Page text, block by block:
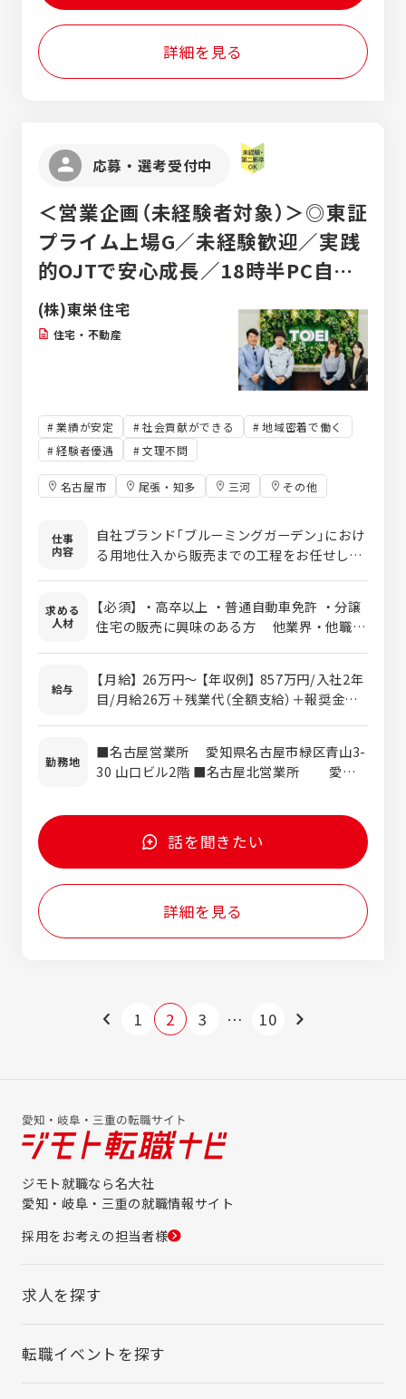
社での採用となります
詳細を見る
応募・選考受付中
＜営業企画（未経験者対象）＞◎東証
プライム上場G／未経験歓迎／実践
的OJTで安心成長／18時半PC自動
シャットダウン／完全週休2日／用
地仕入から企画まで
(株)東栄住宅
住宅・不動産
業績が安定 社会貢献ができる
地域密着で働く
経験者優遇
文理不問
名古屋市 尾張・知多 三河 その他
仕事
内容
自社ブランド「ブルーミングガーデン」におけ
る用地仕入から販売までの工程をお任せしま
ロフェッショナルへ成長できる環境です。
【主な業務内容】 ・お問い合わせのあったお客
様へ、物件のご案内・ローン・契約等の対応
・分譲住宅の用地仕入、情報収集 ・物件の企
画、プランニング ・契約及び決済業務 ・不
動産販売業者対応 等 （変更の範囲）ご本人の
ります。 【試用期間】 有り（3か月） 【やりが
い】 お客様のニーズに寄り添い、高品質でお
が、この仕事の大きな魅力です。国の「長期
優良住宅」認定基準をクリアした品質だから
こそ、自信を持ってお勧めできます。また、
現場で培った知識や経験を活かし、将来的に
は「仕入企画職」へキャリアアップすることも
可能。お客様の生の声を次の商品づくりへ反
映させる、さらに上のステージを目指せる環
り、商談の進め方を細かくフォローしたり
と、時には厳しくも愛情のある実践的なOJT
求める
人材
【必須】 ・高卒以上 ・普通自動車免許 ・分譲
住宅の販売に興味のある方 他業界・他職種
い。 やる気のある方、大歓迎です！ 【歓
迎】 ・宅地建物取引士の資格をお持ちの方 ・
戸建仕入経験者
給与
【月給】 26万円〜 【年収例】 857万円/入社2年
目/月給26万＋残業代（全額支給）＋報奨金＋
資格手当＋役職手当 961万円/入社4年目主
任/月給34万＋残業代（全額支給）＋報奨金＋
～ 一般職⇒主任⇒課長⇒店長⇒ブロック長と
いったキャリアアップの道があります！
勤務地
■名古屋営業所 愛知県名古屋市緑区青山3-
30 山口ビル2階 ■名古屋北営業所 愛知
所 愛知県岡崎市羽根西1-7-9 ■豊田営業所
愛知県豊田市大林町10-2-11 ■一宮営業所
愛知県一宮市中島通1-19-1 ■浜松営業所
静岡県浜松市中区高林1-12-15 ■三島営業
所 静岡県三島市大宮町1-3-15 [変更の範
囲] 当社拠点全般、会社の定める場所（海外、
話を聞きたい
詳細を見る
1 2 3 … 10
ジモト就職なら名大社
愛知・岐阜・三重の就職情報サイト
採用をお考えの担当者様
求人を探す
転職イベントを探す